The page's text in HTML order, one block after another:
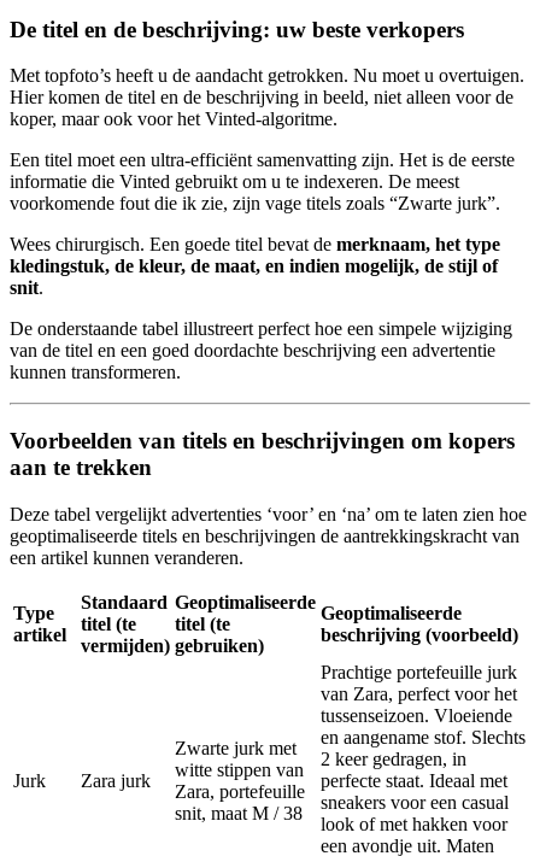
De titel en de beschrijving: uw beste verkopers
Met topfoto’s heeft u de aandacht getrokken. Nu moet u overtuigen.
Hier komen de titel en de beschrijving in beeld, niet alleen voor de
koper, maar ook voor het Vinted-algoritme.
Een titel moet een ultra-efficiënt samenvatting zijn. Het is de eerste
informatie die Vinted gebruikt om u te indexeren. De meest
voorkomende fout die ik zie, zijn vage titels zoals “Zwarte jurk”.
Wees chirurgisch. Een goede titel bevat de merknaam, het type
kledingstuk, de kleur, de maat, en indien mogelijk, de stijl of
snit.
De onderstaande tabel illustreert perfect hoe een simpele wijziging
van de titel en een goed doordachte beschrijving een advertentie
kunnen transformeren.
Voorbeelden van titels en beschrijvingen om kopers
aan te trekken
Deze tabel vergelijkt advertenties ‘voor’ en ‘na’ om te laten zien hoe
geoptimaliseerde titels en beschrijvingen de aantrekkingskracht van
een artikel kunnen veranderen.
Type
artikel
Standaard
titel (te
vermijden)
Geoptimaliseerde
titel (te
gebruiken)
Geoptimaliseerde
beschrijving (voorbeeld)
Jurk Zara jurk
Zwarte jurk met
witte stippen van
Zara, portefeuille
snit, maat M / 38
Prachtige portefeuille jurk
van Zara, perfect voor het
tussenseizoen. Vloeiende
en aangename stof. Slechts
2 keer gedragen, in
perfecte staat. Ideaal met
sneakers voor een casual
look of met hakken voor
een avondje uit. Maten